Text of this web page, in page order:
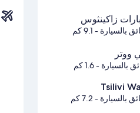
زاكينثوس
- 9.1 كم
ووتر
- 1.6 كم
Tsilivi
- 7.2 كم